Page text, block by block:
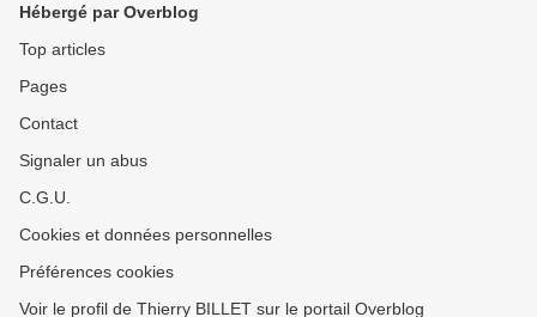
Hébergé par Overblog
Top articles
Pages
Contact
Signaler un abus
C.G.U.
Cookies et données personnelles
Préférences cookies
Voir le profil de Thierry BILLET sur le portail Overblog